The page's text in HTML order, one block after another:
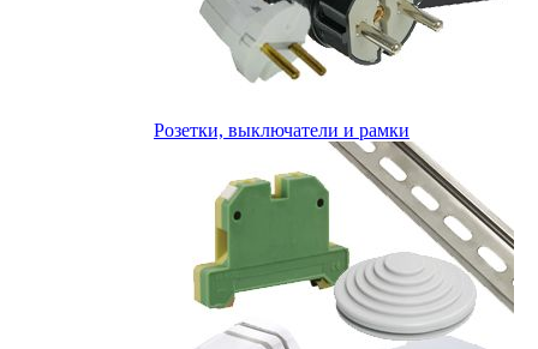
Розетки, выключатели и рамки